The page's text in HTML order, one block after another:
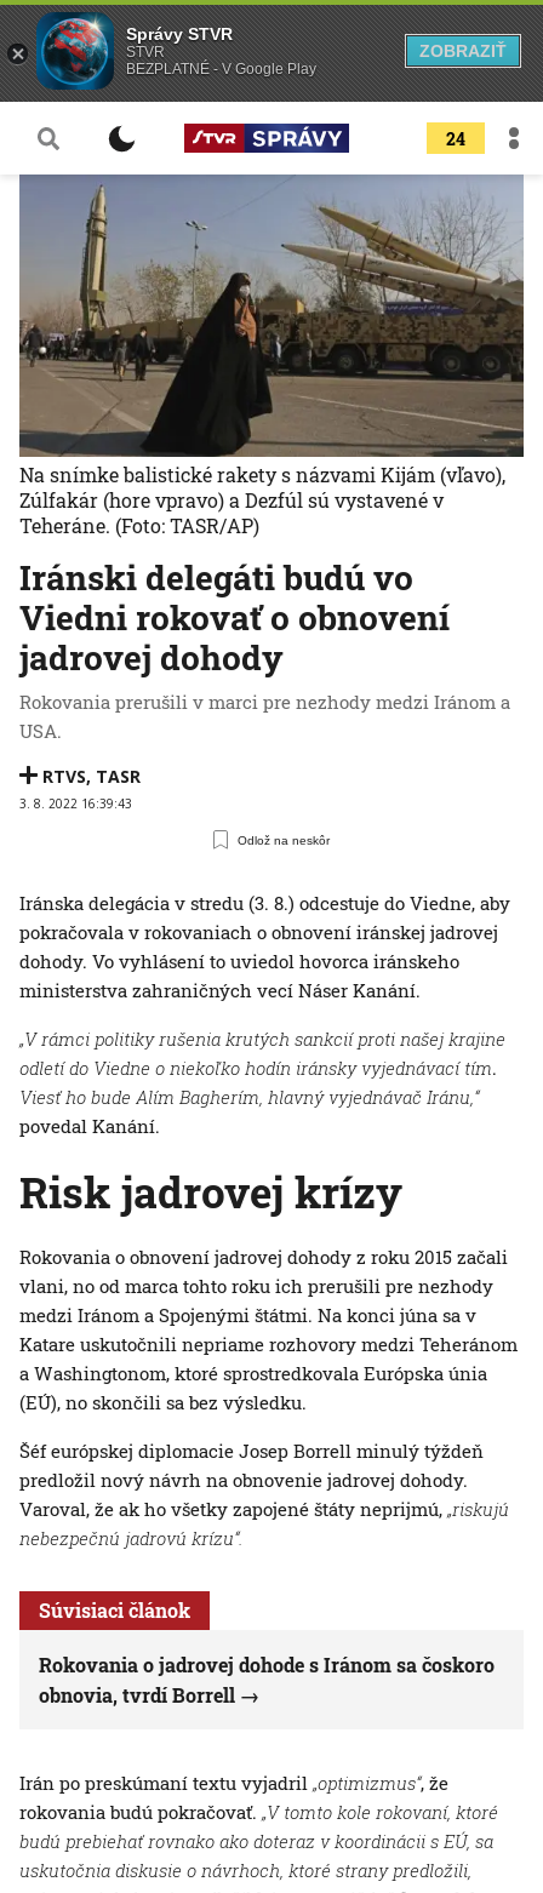
24
Iránski delegáti budú vo
Viedni rokovať o obnovení
jadrovej dohody
Rokovania prerušili v marci pre nezhody medzi Iránom a
USA.
RTVS, TASR
3. 8. 2022 16:39:43
Odlož na neskôr
Na snímke balistické rakety s názvami Kijám (vľavo),
Zúlfakár (hore vpravo) a Dezfúl sú vystavené v
Teheráne. (Foto: TASR/AP)
Iránska delegácia v stredu (3. 8.) odcestuje do Viedne, aby
pokračovala v rokovaniach o obnovení iránskej jadrovej
dohody. Vo vyhlásení to uviedol hovorca iránskeho
ministerstva zahraničných vecí Náser Kanání.
„V rámci politiky rušenia krutých sankcií proti našej krajine
odletí do Viedne o niekoľko hodín iránsky vyjednávací tím.
Viesť ho bude Alím Bagherím, hlavný vyjednávač Iránu,“
povedal Kanání.
Risk jadrovej krízy
Rokovania o obnovení jadrovej dohody z roku 2015 začali
vlani, no od marca tohto roku ich prerušili pre nezhody
medzi Iránom a Spojenými štátmi. Na konci júna sa v
Katare uskutočnili nepriame rozhovory medzi Teheránom
a Washingtonom, ktoré sprostredkovala Európska únia
(EÚ), no skončili sa bez výsledku.
Šéf európskej diplomacie Josep Borrell minulý týždeň
predložil nový návrh na obnovenie jadrovej dohody.
Varoval, že ak ho všetky zapojené štáty neprijmú, „riskujú
nebezpečnú jadrovú krízu“.
Súvisiaci článok
Rokovania o jadrovej dohode s Iránom sa čoskoro
obnovia, tvrdí Borrell
Irán po preskúmaní textu vyjadril „optimizmus“, že
rokovania budú pokračovať. „V tomto kole rokovaní, ktoré
budú prebiehať rovnako ako doteraz v koordinácii s EÚ, sa
uskutočnia diskusie o návrhoch, ktoré strany predložili,
Správy STVR
STVR
BEZPLATNÉ - V Google Play
ZOBRAZIŤ